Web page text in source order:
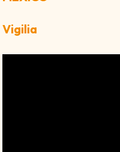
Vigilia